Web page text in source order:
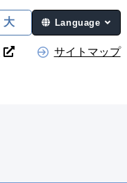
大 Language
サイトマップ